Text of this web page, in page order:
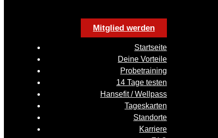
Mitglied werden
Startseite
Deine Vorteile
Probetraining
14 Tage testen
Hansefit / Wellpass
Tageskarten
Standorte
Karriere